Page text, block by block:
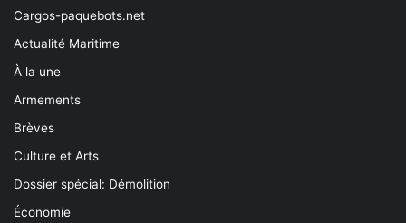
Cargos-paquebots.net
Actualité Maritime
À la une
Armements
Brèves
Culture et Arts
Dossier spécial: Démolition
Économie